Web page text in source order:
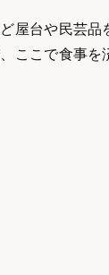
屋台や民芸品
ここで食事